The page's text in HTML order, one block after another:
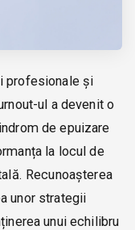
profesionale și
ul a devenit o
de epuizare
la locul de
Recunoașterea
unor strategii
unui echilibru